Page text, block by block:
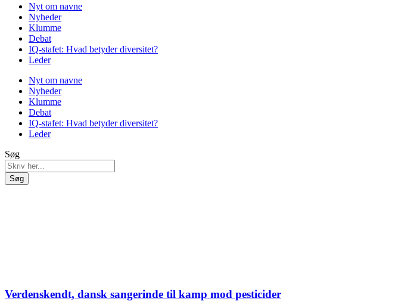
Nyt om navne
Nyheder
Klumme
Debat
IQ-stafet: Hvad betyder diversitet?
Leder
Nyt om navne
Nyheder
Klumme
Debat
IQ-stafet: Hvad betyder diversitet?
Leder
Søg
Søg
Verdenskendt, dansk sangerinde til kamp mod pesticider